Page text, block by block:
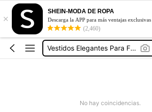
×
SHEIN-MODA DE ROPA
Descarga la APP para más ventajas exclusivas
(2,460)
Ropa Deportiva De Mujer
Vestidos
Vestidos Elegantes Para Fiesta
No hay coincidencias.